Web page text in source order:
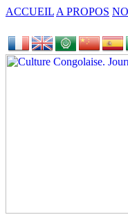
ACCUEIL A PROPOS